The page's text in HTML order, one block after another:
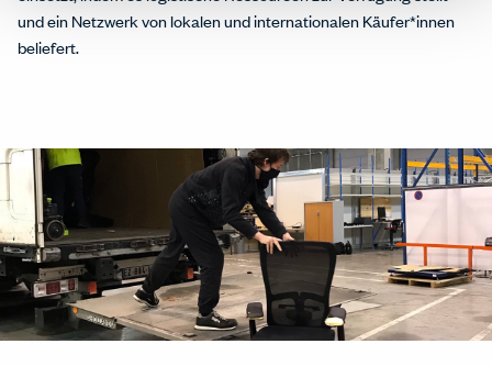
und ein Netzwerk von lokalen und internationalen Käufer*innen
beliefert.